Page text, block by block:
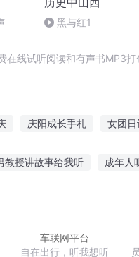
黑与红1
线试听阅读和有声书MP3打
庆阳成长手札 女团
教授讲故事给我听 成年人
车联网平台
自在出行，听我想听